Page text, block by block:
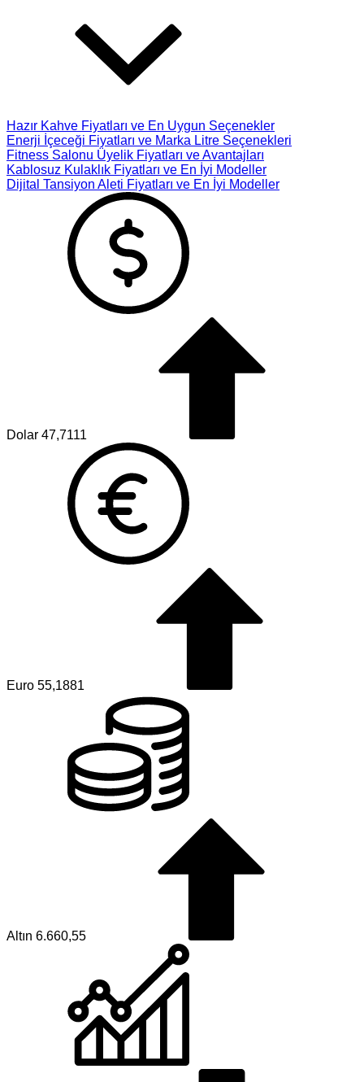
Hazır Kahve Fiyatları ve En Uygun Seçenekler
Enerji İçeceği Fiyatları ve Marka Litre Seçenekleri
Fitness Salonu Üyelik Fiyatları ve Avantajları
Kablosuz Kulaklık Fiyatları ve En İyi Modeller
Dijital Tansiyon Aleti Fiyatları ve En İyi Modeller
Dolar 47,7111
Euro 55,1881
Altın 6.660,55